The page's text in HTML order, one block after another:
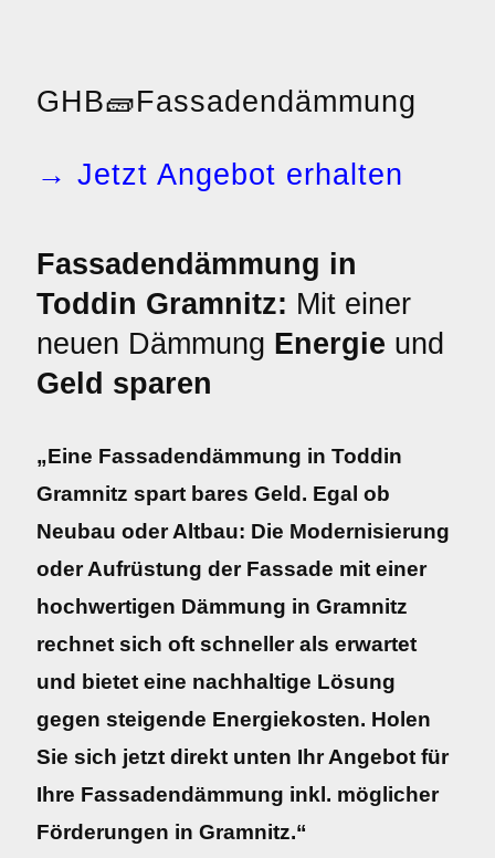
GHB🧱Fassadendämmung
→ Jetzt Angebot erhalten
Fassadendämmung in
Toddin Gramnitz: Mit einer
neuen Dämmung Energie und
Geld sparen
„Eine Fassadendämmung in Toddin
Gramnitz spart bares Geld. Egal ob
Neubau oder Altbau: Die Modernisierung
oder Aufrüstung der Fassade mit einer
hochwertigen Dämmung in Gramnitz
rechnet sich oft schneller als erwartet
und bietet eine nachhaltige Lösung
gegen steigende Energiekosten. Holen
Sie sich jetzt direkt unten Ihr Angebot für
Ihre Fassadendämmung inkl. möglicher
Förderungen in Gramnitz.“